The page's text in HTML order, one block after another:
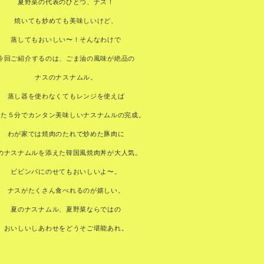
焼いても炒めても美味しいけど、
蒸してもおいしい〜！そんなわけで
回ご紹介するのは、ごま油の風味が絶品の
ナスのナスナムル。
蒸し器を使わなくてもレンジを使えば
５分でカンタン美味しいナスナムルの完成。
わが家では焼肉のたれで炒めた豚肉に
ナスナムルを添えた韓国風焼肉丼が大人気。
ビビンパにのせてもおいしいよ〜。
ナスがたくさん食べれるのが嬉しい。
夏のナスナムル、夏野菜ならではの
おいしいしあわせをどうそご堪能あれ。